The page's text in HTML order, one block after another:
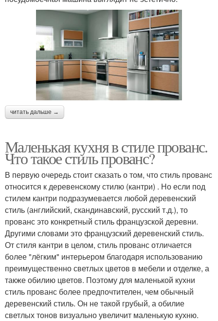
читать дальше →
Маленькая кухня в стиле прованс.
Что такое стиль прованс?
В первую очередь стоит сказать о том, что стиль прованс
относится к деревенскому стилю (кантри) . Но если под
стилем кантри подразумевается любой деревенский
стиль (английский, скандинавский, русский т.д.), то
прованс это конкретный стиль французской деревни.
Другими словами это французский деревенский стиль.
От стиля кантри в целом, стиль прованс отличается
более "лёгким" интерьером благодаря использованию
преимущественно светлых цветов в мебели и отделке, а
также обилию цветов. Поэтому для маленькой кухни
стиль прованс более предпочтителен, чем обычный
деревенский стиль. Он не такой грубый, а обилие
светлых тонов визуально увеличит маленькую кухню.